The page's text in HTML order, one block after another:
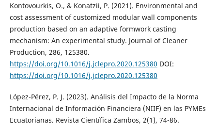
Kontovourkis, O., & Konatzii, P. (2021). Environmental and
cost assessment of customized modular wall components
production based on an adaptive formwork casting
mechanism: An experimental study. Journal of Cleaner
Production, 286, 125380.
https://doi.org/10.1016/j.jclepro.2020.125380 DOI:
https://doi.org/10.1016/j.jclepro.2020.125380
López-Pérez, P. J. (2023). Análisis del Impacto de la Norma
Internacional de Información Financiera (NIIF) en las PYMEs
Ecuatorianas. Revista Científica Zambos, 2(1), 74-86.